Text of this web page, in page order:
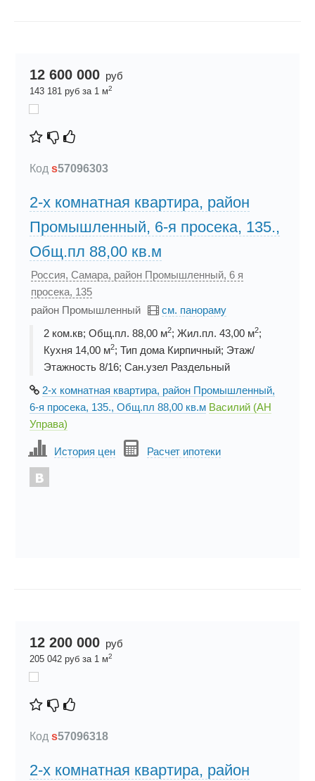
12 600 000 руб
143 181 руб за 1 м2
Код s57096303
2-х комнатная квартира, район
Промышленный, 6-я просека, 135.,
Общ.пл 88,00 кв.м
Россия, Самара, район Промышленный, 6 я
просека, 135
район Промышленный
см. панораму
2 ком.кв; Общ.пл. 88,00 м2; Жил.пл. 43,00 м2;
Кухня 14,00 м2; Тип дома Кирпичный; Этаж/
Этажность 8/16; Сан.узел Раздельный
2-х комнатная квартира, район Промышленный,
6-я просека, 135., Общ.пл 88,00 кв.м Василий (АН
Управа)
История цен Расчет ипотеки
12 200 000 руб
205 042 руб за 1 м2
Код s57096318
2-х комнатная квартира, район